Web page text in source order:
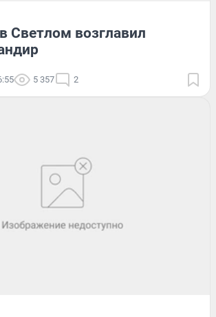
Светлом возглавил
5 357 2